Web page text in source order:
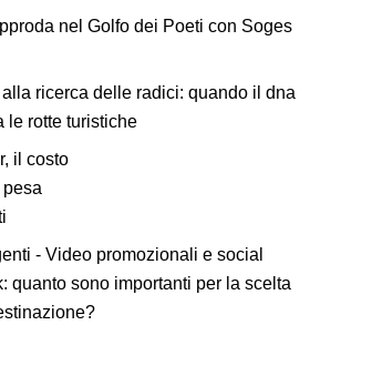
nel Golfo dei Poeti con Soges
alla ricerca delle radici: quando il dna
le rotte turistiche
il costo
- Video promozionali e social
quanto sono importanti per la scelta